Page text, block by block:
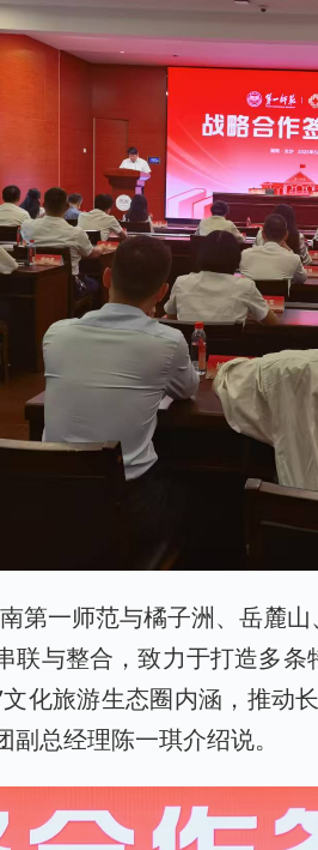
第一师范与橘子洲、岳麓
联与整合，致力于打造多
文化旅游生态圈内涵，推动
副总经理陈一琪介绍说。